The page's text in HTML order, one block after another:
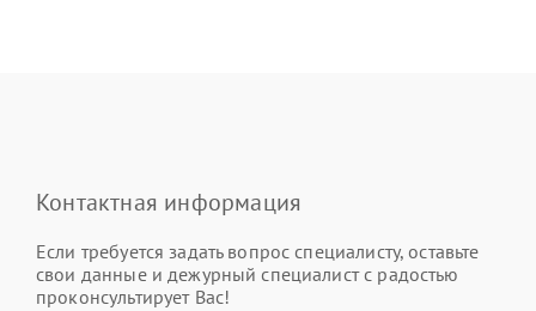
Контактная информация
Если требуется задать вопрос специалисту, оставьте
свои данные и дежурный специалист с радостью
проконсультирует Вас!